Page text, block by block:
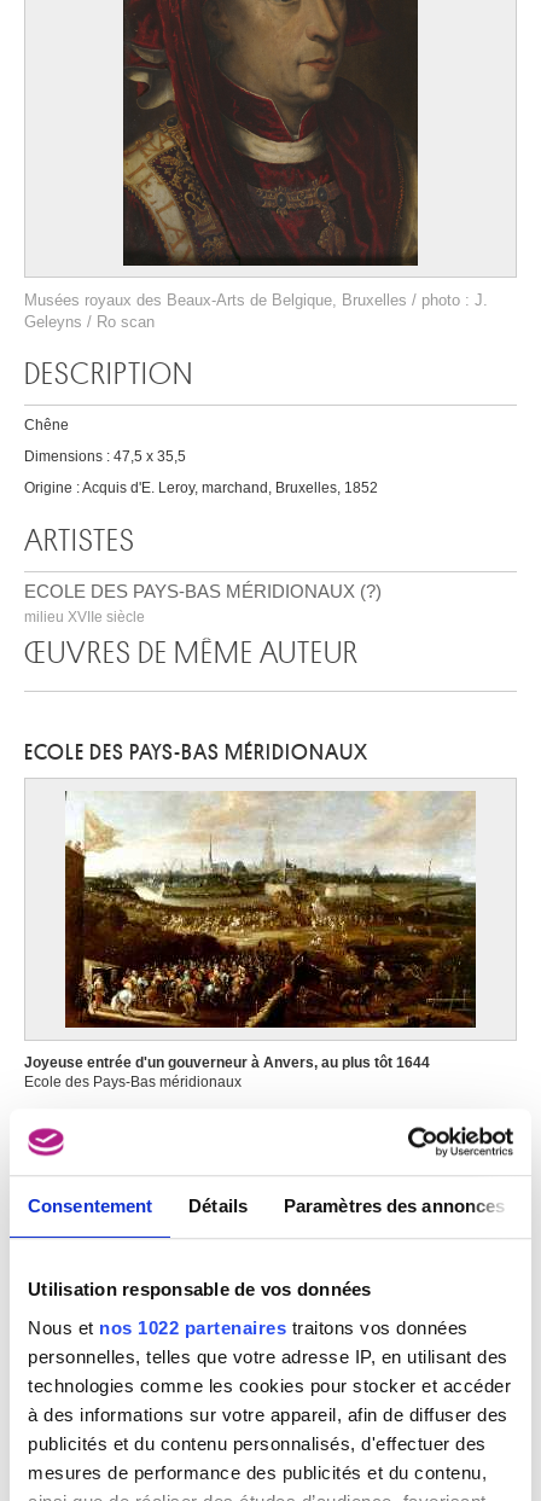
Consentement Détails Paramètres des annonces
Utilisation responsable de vos données
Nous et nos 1022 partenaires traitons vos données
personnelles, telles que votre adresse IP, en utilisant des
technologies comme les cookies pour stocker et accéder
à des informations sur votre appareil, afin de diffuser des
publicités et du contenu personnalisés, d'effectuer des
mesures de performance des publicités et du contenu,
Musées royaux des Beaux-Arts de Belgique, Bruxelles / photo : J.
Geleyns / Ro scan
DESCRIPTION
Chêne
Dimensions : 47,5 x 35,5
Origine : Acquis d'E. Leroy, marchand, Bruxelles, 1852
ARTISTES
ECOLE DES PAYS-BAS MÉRIDIONAUX (?)
milieu XVIIe siècle
ŒUVRES DE MÊME AUTEUR
ECOLE DES PAYS-BAS MÉRIDIONAUX
Joyeuse entrée d'un gouverneur à Anvers, au plus tôt 1644
Ecole des Pays-Bas méridionaux